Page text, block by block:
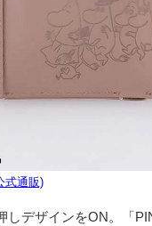
式通販)
しデザインをON。「